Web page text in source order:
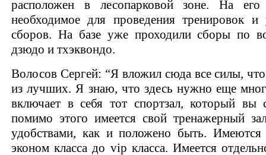
расположен в лесопарковой зоне. На его
необходимое для проведения тренировок и
сборов. На базе уже проходили сборы по
дзюдо и тхэквондо.
Волосов Сергей: “Я вложил сюда все силы,
из лучших. Я знаю, что здесь нужно еще
включает в себя тот спортзал, который
помимо этого имеется свой тренажерный
удобствами, как и положено быть. Имеются
эконом класса до vip класса. Имеется